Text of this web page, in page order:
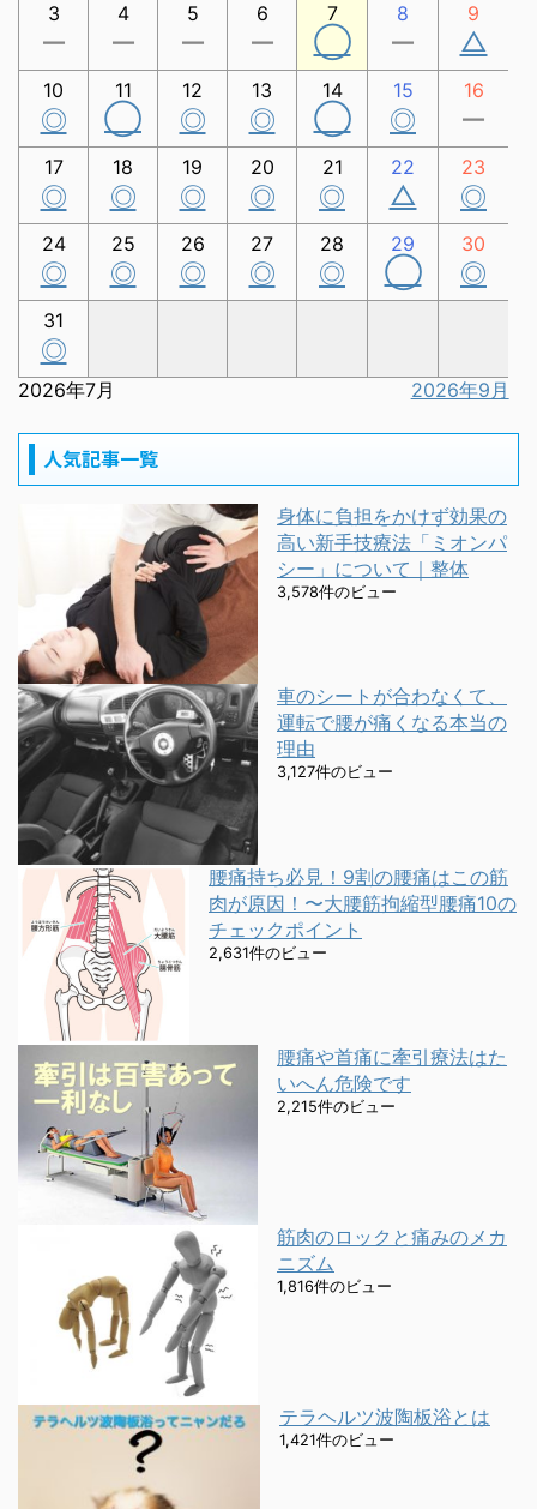
3
ー
4
ー
5
ー
6
ー
7
◯
8
ー
9
△
10
◎
11
◯
12
◎
13
◎
14
◯
15
◎
16
ー
17
◎
18
◎
19
◎
20
◎
21
◎
22
△
23
◎
24
◎
25
◎
26
◎
27
◎
28
◎
29
◯
30
◎
31
◎
2026年7月 2026年9月
人気記事一覧
身体に負担をかけず効果の
高い新手技療法「ミオンパ
シー」について｜整体
3,578件のビュー
車のシートが合わなくて、
運転で腰が痛くなる本当の
理由
3,127件のビュー
腰痛持ち必見！9割の腰痛はこの筋
肉が原因！〜大腰筋拘縮型腰痛10の
チェックポイント
2,631件のビュー
腰痛や首痛に牽引療法はた
いへん危険です
2,215件のビュー
筋肉のロックと痛みのメカ
ニズム
1,816件のビュー
テラヘルツ波陶板浴とは
1,421件のビュー